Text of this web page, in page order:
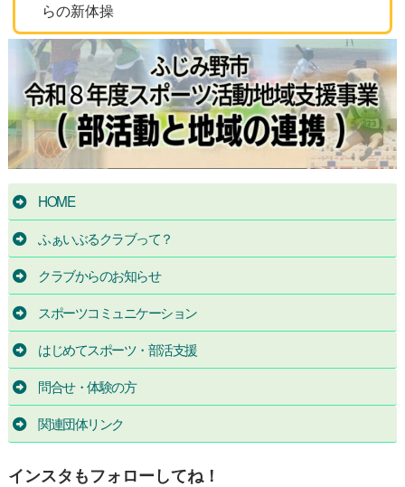
らの新体操
HOME
ふぁいぶるクラブって？
クラブからのお知らせ
スポーツコミュニケーション
はじめてスポーツ・部活支援
問合せ・体験の方
関連団体リンク
インスタもフォローしてね！